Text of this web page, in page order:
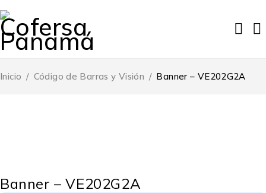
Inicio / Código de Barras y Visión / Banner – VE202G2A
Banner – VE202G2A